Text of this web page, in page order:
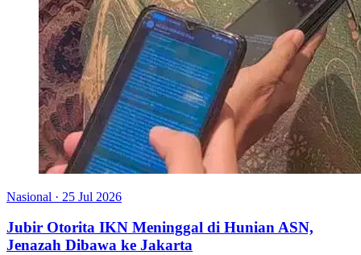
Nasional · 25 Jul 2026
Jubir Otorita IKN Meninggal di Hunian ASN,
Jenazah Dibawa ke Jakarta